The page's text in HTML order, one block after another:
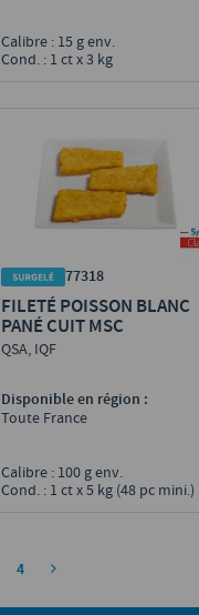
Calibre : 15 g env.
Cond. : 1 ct x 3 kg
77318
FILETÉ POISSON BLANC
PANÉ CUIT MSC
QSA, IQF
Disponible en région :
Toute France
Calibre : 100 g env.
Cond. : 1 ct x 5 kg (48 pc mini.)
4